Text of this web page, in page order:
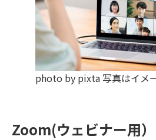
photo by pixta 写真はイメ
Zoom(ウェビナー用）